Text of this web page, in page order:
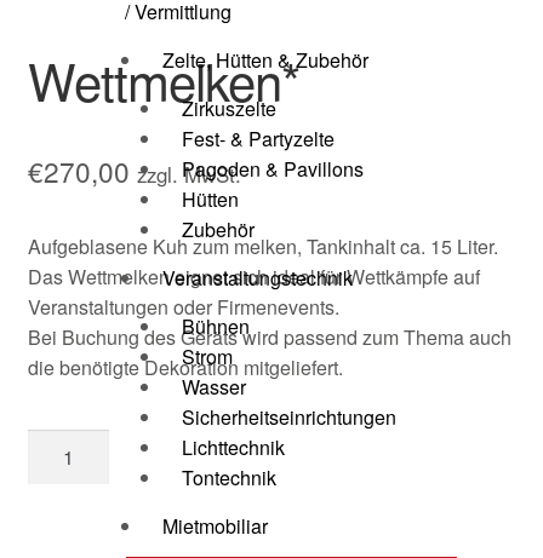
/ Vermittlung
Zelte, Hütten & Zubehör
Zirkuszelte
Fest- & Partyzelte
Pagoden & Pavillons
Hütten
Zubehör
Veranstaltungstechnik
Bühnen
Strom
Wasser
Sicherheitseinrichtungen
Lichttechnik
Tontechnik
Mietmobiliar
Wettmelken*
€270,00 zzgl. MwSt.
Aufgeblasene Kuh zum melken, Tankinhalt ca. 15 Liter.
Das Wettmelken eignet sich ideal für Wettkämpfe auf
Veranstaltungen oder Firmenevents.
Bei Buchung des Geräts wird passend zum Thema auch
die benötigte Dekoration mitgeliefert.